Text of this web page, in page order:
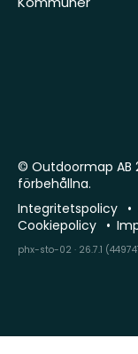
© Outdoormap AB
förbehållna.
Integritetspolicy
Cookiepolicy
phx-sto-02 · 26.7.1